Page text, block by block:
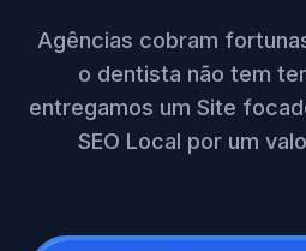
Agências cobram
o dentista não tem
entregamos um Site
SEO Local por um